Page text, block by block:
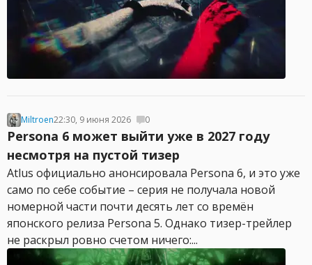
Miltroen22:30, 9 июня 2026 0
Persona 6 может выйти уже в 2027 году
несмотря на пустой тизер
Atlus официально анонсировала Persona 6, и это уже
само по себе событие – серия не получала новой
номерной части почти десять лет со времён
японского релиза Persona 5. Однако тизер-трейлер
не раскрыл ровно счетом ничего:...